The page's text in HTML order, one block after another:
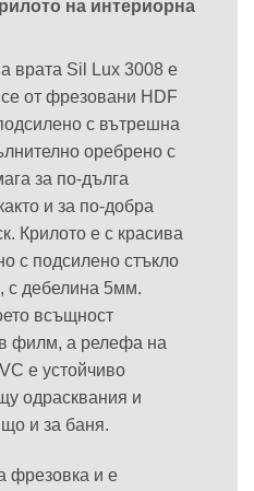
на интериорна
врата Sil Lux 3008 е
от фрезовани HDF
с вътрешна
оребрено с
за по-дълга
и за по-добра
Крилото е с красива
с подсилено стъкло
с дебелина 5мм.
всъщност
филм, а релефа на
е устойчиво
одрасквания и
и за баня.
фрезовка и е